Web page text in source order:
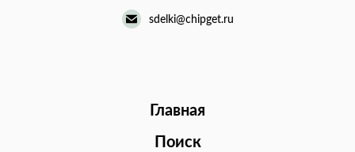
sdelki@chipget.ru
Главная
Поиск